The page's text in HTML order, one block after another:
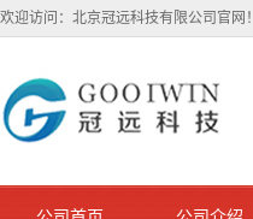
欢迎访问：北京冠远科技有限公司官网！